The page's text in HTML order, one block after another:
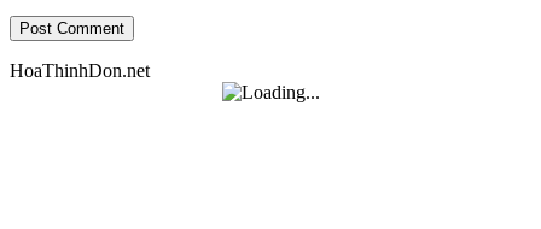
HoaThinhDon.net